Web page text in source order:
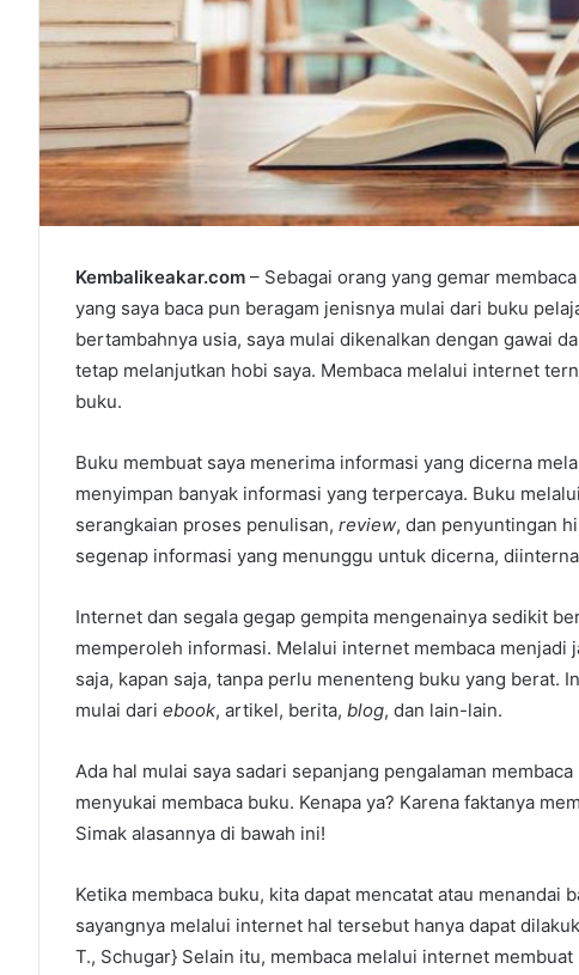
Kembalikeakar.com – Sebagai orang yang gemar
yang saya baca pun beragam jenisnya mulai dari buku
bertambahnya usia, saya mulai dikenalkan dengan gawai
tetap melanjutkan hobi saya. Membaca melalui internet
buku.
Buku membuat saya menerima informasi yang dicerna
menyimpan banyak informasi yang terpercaya. Buku
serangkaian proses penulisan, review, dan penyuntingan
segenap informasi yang menunggu untuk dicerna,
Internet dan segala gegap gempita mengenainya sedikit
memperoleh informasi. Melalui internet membaca menjadi
saja, kapan saja, tanpa perlu menenteng buku yang berat.
mulai dari ebook, artikel, berita, blog, dan lain-lain.
Ada hal mulai saya sadari sepanjang pengalaman
menyukai membaca buku. Kenapa ya? Karena faktanya
Simak alasannya di bawah ini!
Ketika membaca buku, kita dapat mencatat atau menandai
sayangnya melalui internet hal tersebut hanya dapat
T., Schugar} Selain itu, membaca melalui internet